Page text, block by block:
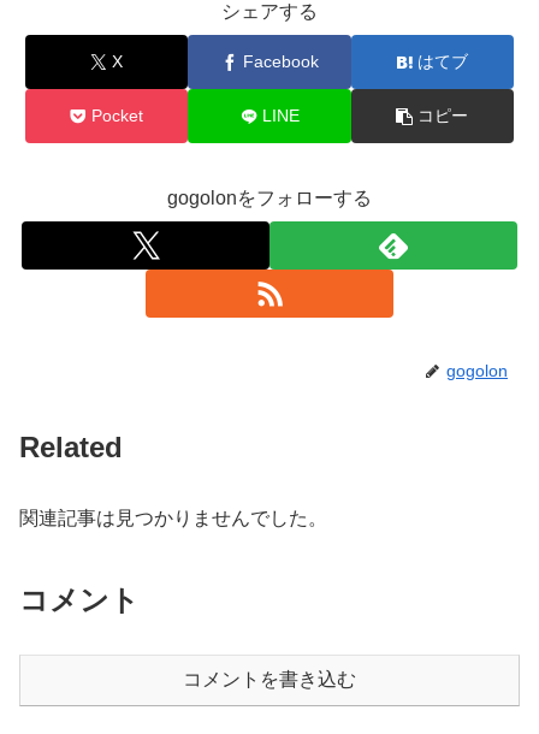
シェアする
X Facebook はてブ
Pocket LINE コピー
gogolonをフォローする
gogolon
Related
関連記事は見つかりませんでした。
コメント
コメントを書き込む